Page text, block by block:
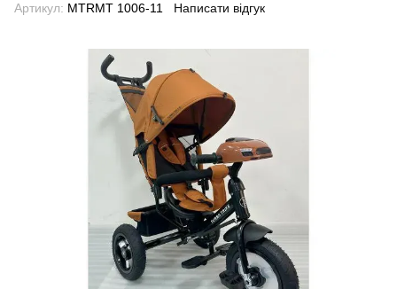
Артикул: MTRMT 1006-11 Написати відгук